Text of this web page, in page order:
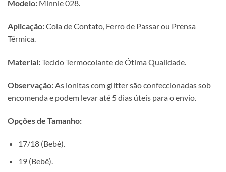
Modelo: Minnie 028.
Aplicação:Cola de Contato, Ferro de Passar ou Prensa
Térmica.
Material:Tecido Termocolante de Ótima Qualidade.
Observação: As lonitas com glitter são confeccionadas sob
encomenda e podem levar até 5 dias úteis para o envio.
Opções de Tamanho:
17/18 (Bebê).
19 (Bebê).